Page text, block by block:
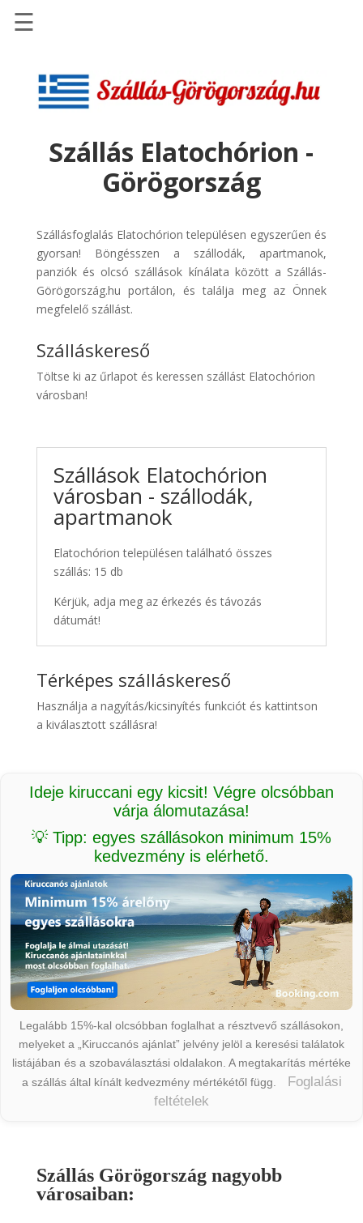
Szállások
Repülőjegy
pénzvisszatérítéssel
Discover
Cars
Transzfer
Kiwi
Taxi
☰
Szállás Elatochórion -
Görögország
Szállásfoglalás Elatochórion településen egyszerűen és
gyorsan! Böngésszen a szállodák, apartmanok,
panziók és olcsó szállások kínálata között a Szállás-
Görögország.hu portálon, és találja meg az Önnek
megfelelő szállást.
Szálláskereső
Töltse ki az űrlapot és keressen szállást Elatochórion
városban!
Szállások Elatochórion
városban - szállodák,
apartmanok
Elatochórion településen található összes
szállás: 15 db
Kérjük, adja meg az érkezés és távozás
dátumát!
Térképes szálláskereső
Használja a nagyítás/kicsinyítés funkciót és kattintson
a kiválasztott szállásra!
Ideje kiruccani egy kicsit! Végre olcsóbban
várja álomutazása!
💡 Tipp: egyes szállásokon minimum 15%
kedvezmény is elérhető.
Legalább 15%-kal olcsóbban foglalhat a résztvevő szállásokon,
melyeket a „Kiruccanós ajánlat” jelvény jelöl a keresési találatok
listájában és a szobaválasztási oldalakon. A megtakarítás mértéke
a szállás által kínált kedvezmény mértékétől függ.
Foglalási
feltételek
Szállás Görögország nagyobb
városaiban: